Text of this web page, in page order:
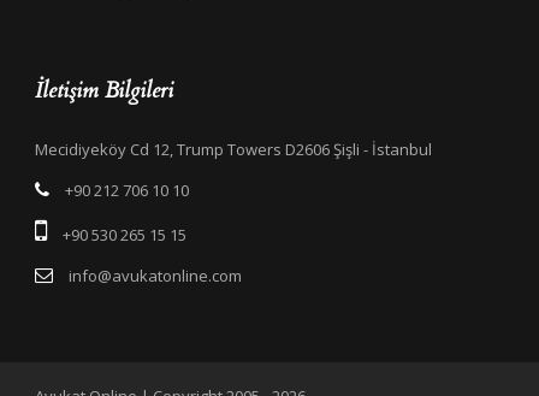
İletişim Bilgileri
Mecidiyeköy Cd 12, Trump Towers D2606 Şişli - İstanbul
+90 212 706 10 10
+90 530 265 15 15
info@avukatonline.com